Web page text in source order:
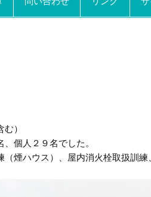
）
、個人２９名でした。
（煙ハウス）、屋内消火栓取扱訓練